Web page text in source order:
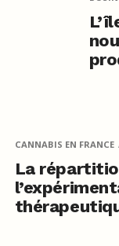
CANNABIS EN FRANCE
La